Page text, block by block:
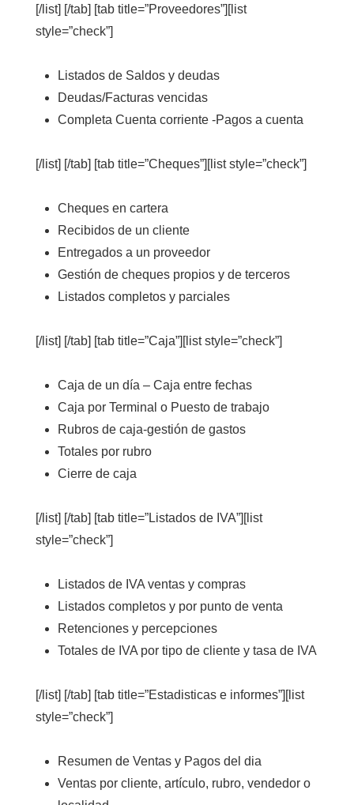
[/list] [/tab] [tab title=”Proveedores”][list
style=”check”]
Listados de Saldos y deudas
Deudas/Facturas vencidas
Completa Cuenta corriente -Pagos a cuenta
[/list] [/tab] [tab title=”Cheques”][list style=”check”]
Cheques en cartera
Recibidos de un cliente
Entregados a un proveedor
Gestión de cheques propios y de terceros
Listados completos y parciales
[/list] [/tab] [tab title=”Caja”][list style=”check”]
Caja de un día – Caja entre fechas
Caja por Terminal o Puesto de trabajo
Rubros de caja-gestión de gastos
Totales por rubro
Cierre de caja
[/list] [/tab] [tab title=”Listados de IVA”][list
style=”check”]
Listados de IVA ventas y compras
Listados completos y por punto de venta
Retenciones y percepciones
Totales de IVA por tipo de cliente y tasa de IVA
[/list] [/tab] [tab title=”Estadisticas e informes”][list
style=”check”]
Resumen de Ventas y Pagos del dia
Ventas por cliente, artículo, rubro, vendedor o